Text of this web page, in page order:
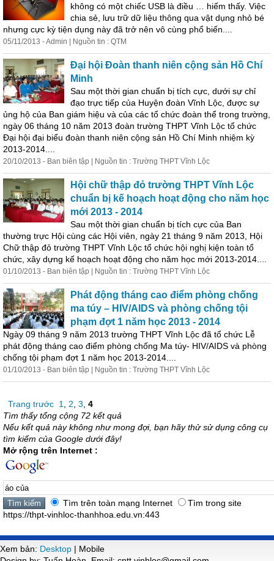
không có một chiếc USB là điều … hiếm thấy. Việc
chia sẻ, lưu trữ dữ liệu thông qua vật dụng nhỏ bé
nhưng cực kỳ tiện dụng này đã trở nên vô cùng phổ biến....
05/11/2013 - Admin | Nguồn tin : QTM
Đại hội Đoàn thanh niên cộng sản Hồ Chí
Minh
Sau một thời gian chuẩn bị tích cực, dưới sự chỉ
đạo trực tiếp của Huyện đoàn Vĩnh Lộc, được sự
ủng hộ của Ban giám hiệu và của các tổ chức đoàn thể trong trường,
ngày 06 tháng 10 năm 2013 đoàn trường THPT Vĩnh Lộc tổ chức
Đại hội đại biểu đoàn thanh niên cộng sản Hồ Chí Minh nhiệm kỳ
2013-2014....
20/10/2013 - Ban biên tập | Nguồn tin : Trường THPT Vĩnh Lộc
Hội chữ thập đỏ trường THPT Vĩnh Lộc
chuẩn bị kế hoạch hoạt động cho năm học
mới 2013 - 2014
Sau một thời gian chuẩn bị tích cực của Ban
thường trực Hội cùng các Hội viên, ngày 21 tháng 9 năm 2013, Hội
Chữ thập đỏ trường THPT Vĩnh Lộc tổ chức hội nghị kiện toàn tổ
chức, xây dựng kế hoạch hoạt động cho năm học mới 2013-2014....
01/10/2013 - Ban biên tập | Nguồn tin : Trường THPT Vĩnh Lộc
Phát động tháng cao điểm phòng chống
ma túy – HIV/AIDS và phòng chống tội
phạm đợt 1 năm học 2013 - 2014
Ngày 09 tháng 9 năm 2013 trường THPT Vĩnh Lộc đã tổ chức Lễ
phát động tháng cao điểm phòng chống Ma túy- HIV/AIDS và phòng
chống tội phạm đợt 1 năm học 2013-2014....
01/10/2013 - Ban biên tập | Nguồn tin : Trường THPT Vĩnh Lộc
Trang trước 1 2 3 4
Tìm thấy tổng cộng 72 kết quả
Nếu kết quả này không như mong đợi, bạn hãy thử sử dụng công cụ
tìm kiếm của Google dưới đây!
Mở rộng trên Internet :
Tìm trên toàn mạng Internet
Tìm trong site
https://thpt-vinhloc-thanhhoa.edu.vn:443
Xem bản: Desktop | Mobile